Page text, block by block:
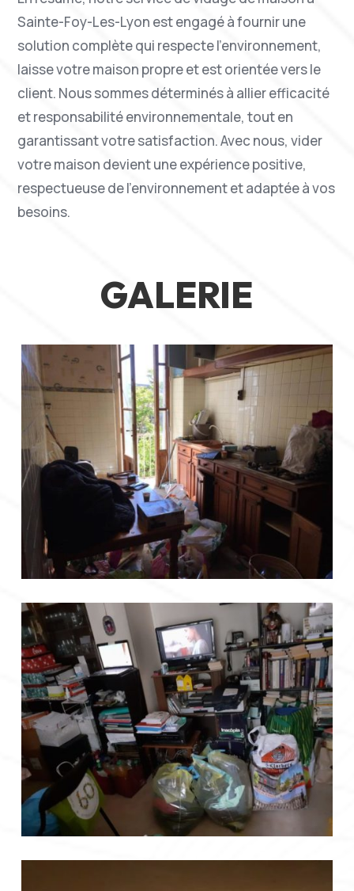
Sainte-Foy-Les-Lyon est engagé à fournir une
solution complète qui respecte l’environnement,
laisse votre maison propre et est orientée vers le
client. Nous sommes déterminés à allier efficacité
et responsabilité environnementale, tout en
garantissant votre satisfaction. Avec nous, vider
votre maison devient une expérience positive,
respectueuse de l’environnement et adaptée à vos
besoins.
GALERIE